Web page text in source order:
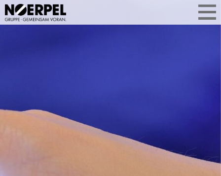
Unternehmensgruppe auf einen Blick.
Ob Geschäftsentwicklung, Services
oder Standorterweiterung: Sie
erfahren, was Noerpel bewegt –